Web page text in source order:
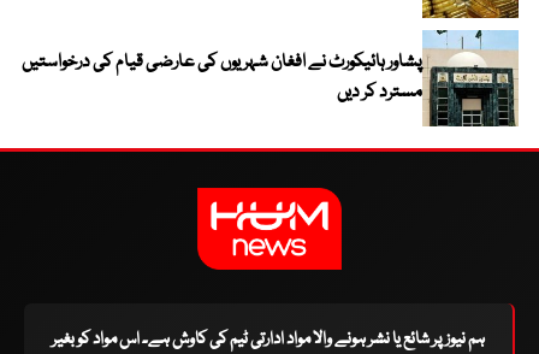
پشاور ہائیکورٹ نے افغان شہریوں کی عارضی قیام کی درخواستیں
مسترد کر دیں
ہم نیوز پر شائع یا نشر ہونے والا مواد ادارتی ٹیم کی کاوش ہے۔ اس مواد کو بغیر